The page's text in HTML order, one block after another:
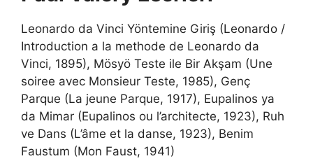
Leonardo da Vinci Yöntemine Giriş (Leonardo /
Introduction a la methode de Leonardo da
Vinci, 1895), Mösyö Teste ile Bir Akşam (Une
soiree avec Monsieur Teste, 1985), Genç
Parque (La jeune Parque, 1917), Eupalinos ya
da Mimar (Eupalinos ou l’architecte, 1923), Ruh
ve Dans (L’âme et la danse, 1923), Benim
Faustum (Mon Faust, 1941)